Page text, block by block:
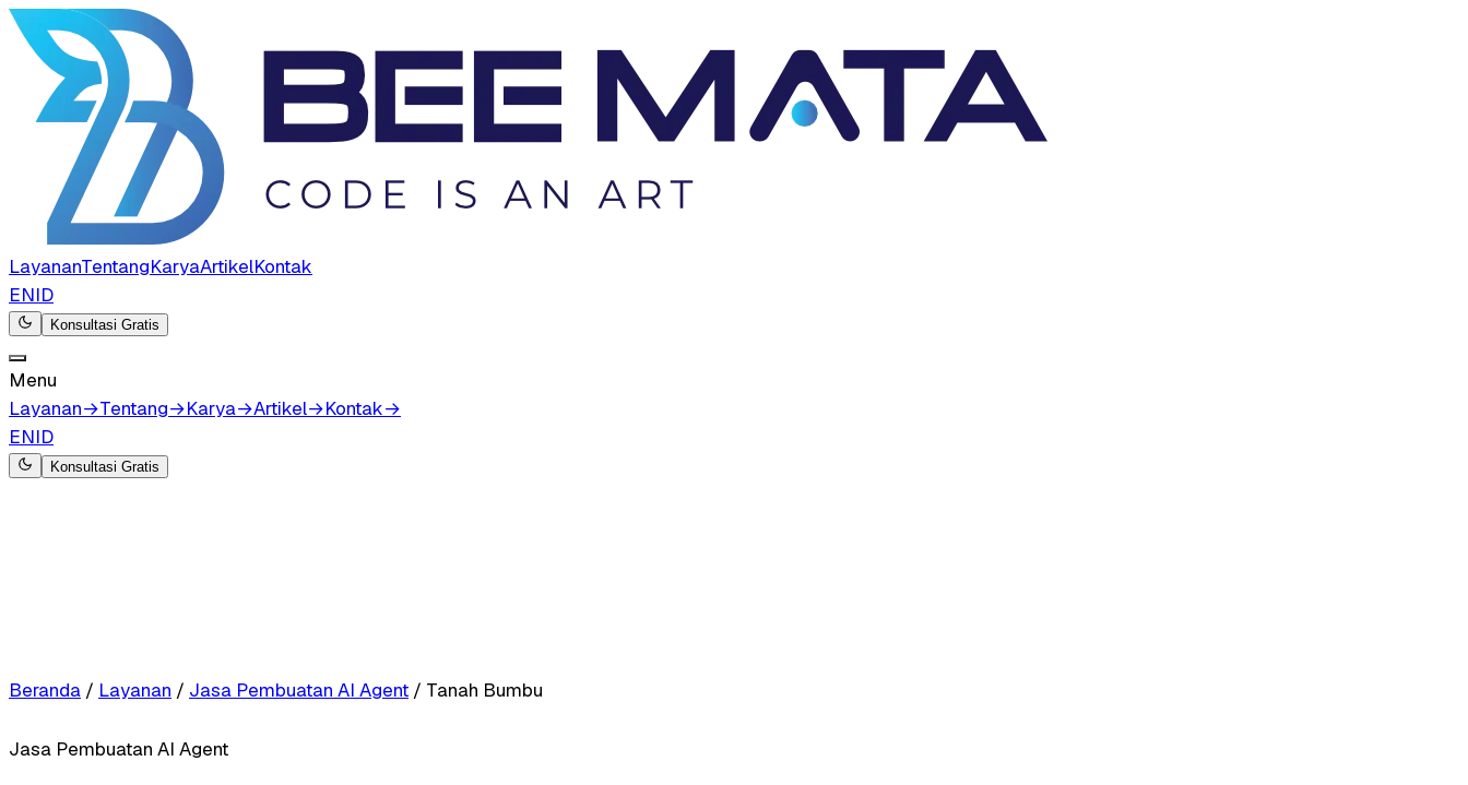
LayananTentangKaryaArtikelKontak
ENID
Konsultasi Gratis
Menu
Layanan→Tentang→Karya→Artikel→Kontak→
ENID
Konsultasi Gratis
Beranda / Layanan / Jasa Pembuatan AI Agent / Tanah Bumbu
Jasa Pembuatan AI Agent